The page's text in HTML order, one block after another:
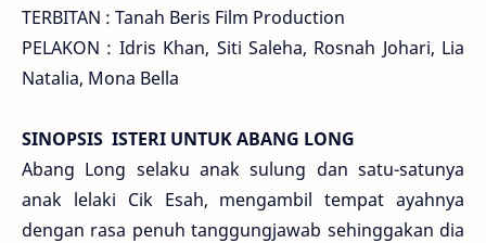
TERBITAN : Tanah Beris Film Production
PELAKON : Idris Khan, Siti Saleha, Rosnah Johari, Lia
Natalia, Mona Bella
SINOPSIS ISTERI UNTUK ABANG LONG
Abang Long selaku anak sulung dan satu-satunya
anak lelaki Cik Esah, mengambil tempat ayahnya
dengan rasa penuh tanggungjawab sehinggakan dia